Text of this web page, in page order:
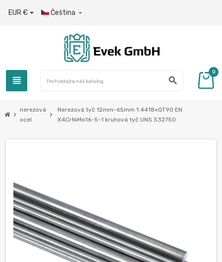
EUR € Čeština 
view_headline search
0
chevron_right
nerezová
ocel
chevron_right
Nerezová tyč 12mm-65mm 1.4418+QT90 EN
X4CrNiMo16-5-1 kruhová tyč UNS S32750